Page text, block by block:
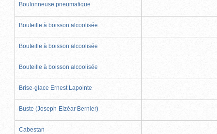
Boulonneuse pneumatique
Bouteille à boisson alcoolisée
Bouteille à boisson alcoolisée
Bouteille à boisson alcoolisée
Brise-glace Ernest Lapointe
Buste (Joseph-Elzéar Bernier)
Cabestan